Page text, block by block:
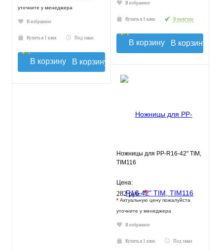
уточните у менеджера
В избранное
Купить в 1 клик Под заказ
В корзину
В избранное
Купить в 1 клик В наличии
В корзину
Ножницы для PP-R16-42" TIM,
TIM116
Цена:
282 руб.*
* Актуальную цену пожалуйста
уточните у менеджера
В избранное
Купить в 1 клик Под заказ